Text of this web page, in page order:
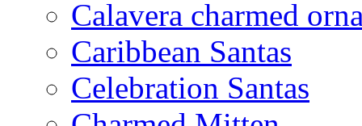
Calavera charmed
Caribbean Santas
Celebration Santas